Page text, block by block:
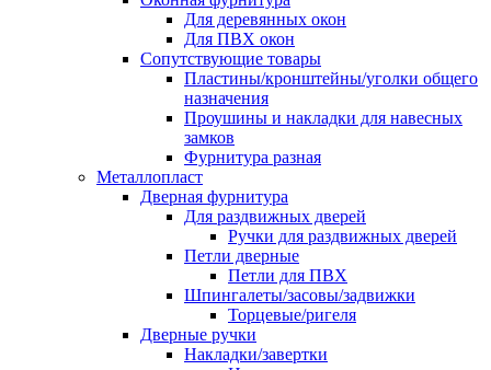
Для деревянных окон
Для ПВХ окон
Сопутствующие товары
Пластины/кронштейны/уголки общего
назначения
Проушины и накладки для навесных
замков
Фурнитура разная
Металлопласт
Дверная фурнитура
Для раздвижных дверей
Ручки для раздвижных дверей
Петли дверные
Петли для ПВХ
Шпингалеты/засовы/задвижки
Торцевые/ригеля
Дверные ручки
Накладки/завертки